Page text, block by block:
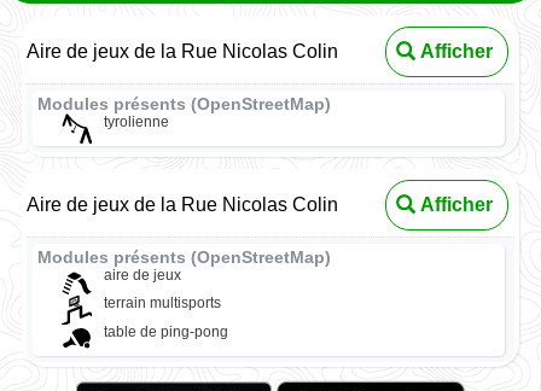
Aire de jeux de la Rue Nicolas Colin Afficher
Modules présents (OpenStreetMap)
tyrolienne
Aire de jeux de la Rue Nicolas Colin Afficher
Modules présents (OpenStreetMap)
aire de jeux
terrain multisports
table de ping-pong